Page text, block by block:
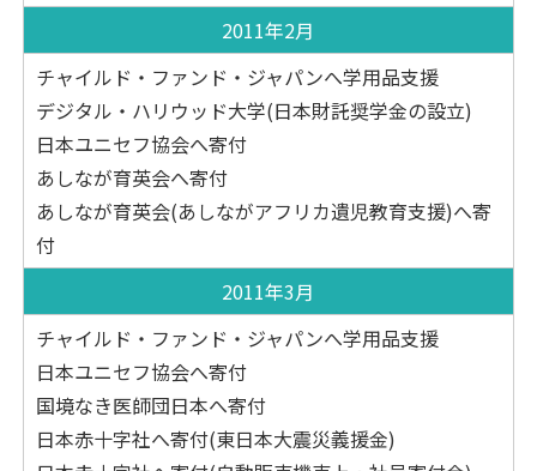
2011年2月
チャイルド・ファンド・ジャパンへ学用品支援
デジタル・ハリウッド大学(日本財託奨学金の設立)
日本ユニセフ協会へ寄付
あしなが育英会へ寄付
あしなが育英会(あしながアフリカ遺児教育支援)へ寄
付
2011年3月
チャイルド・ファンド・ジャパンへ学用品支援
日本ユニセフ協会へ寄付
国境なき医師団日本へ寄付
日本赤十字社へ寄付(東日本大震災義援金)